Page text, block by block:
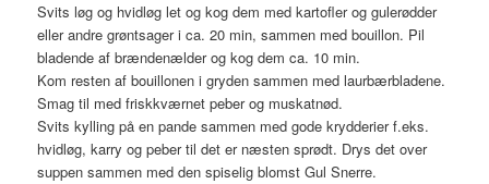
Svits løg og hvidløg let og kog dem med kartofler og gulerødder
eller andre grøntsager i ca. 20 min, sammen med bouillon. Pil
bladende af brændenælder og kog dem ca. 10 min.
Kom resten af bouillonen i gryden sammen med laurbærbladene.
Smag til med friskkværnet peber og muskatnød.
Svits kylling på en pande sammen med gode krydderier f.eks.
hvidløg, karry og peber til det er næsten sprødt. Drys det over
suppen sammen med den spiselig blomst Gul Snerre.